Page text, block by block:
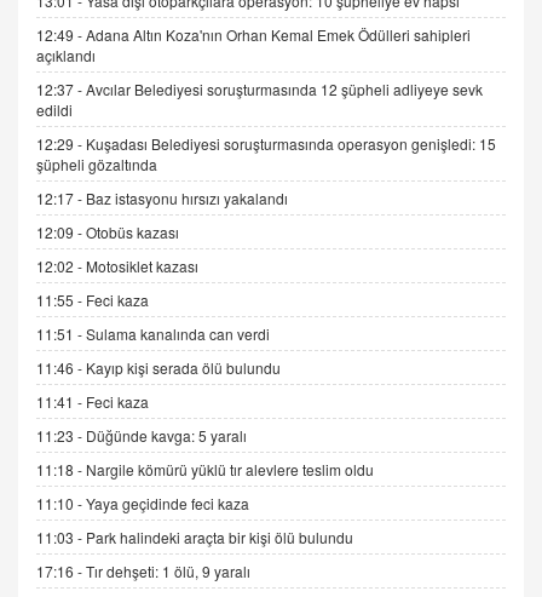
İNCİ GÜL AKÖL
06.07.2026 13:00
ADEM AKÖL
Esed Destekçilerinin Yüzüne Vurulan Şamar:
Sednaya
11.12.2024 12:30
DR. EKREM ASLAN
Gerçek Ne, Algı Ne? "Beraber Yürüyoruz"
Cümlesinin Peşinden
19.07.2025 12:45
GÖNÜL MENEKŞE
Şifacının Yolu
04.11.2025 12:56
AV. RÜMEYSA ÖZKALE
Kira Uyuşmazlıklarında Dava Açmadan Önce
Arabulucuya Başvuru Şartı
12:49 -Adana Altın Koza'nın Orhan Kemal Emek Ödülleri sahipleri
açıklandı
12:37 -Avcılar Belediyesi soruşturmasında 12 şüpheli adliyeye sevk
edildi
12:29 - Kuşadası Belediyesi soruşturmasında operasyon genişledi: 15
şüpheli gözaltında
12:17 - Baz istasyonu hırsızı yakalandı
12:09 -Otobüs kazası
12:02 - Motosiklet kazası
11:55 - Feci kaza
11:51 -Sulama kanalında can verdi
11:46 - Kayıp kişi serada ölü bulundu
11:41 - Feci kaza
11:23 - Düğünde kavga: 5 yaralı
11:18 - Nargile kömürü yüklü tır alevlere teslim oldu
11:10 -Yaya geçidinde feci kaza
11:03 - Park halindeki araçta bir kişi ölü bulundu
17:16 -Tır dehşeti: 1 ölü, 9 yaralı